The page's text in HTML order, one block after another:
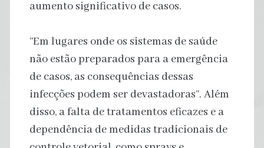
aumento significativo de casos.
“Em lugares onde os sistemas de saúde
não estão preparados para a emergência
de casos, as consequências dessas
infecções podem ser devastadoras”. Além
disso, a falta de tratamentos eficazes e a
dependência de medidas tradicionais de